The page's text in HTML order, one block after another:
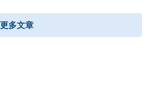
更多文章